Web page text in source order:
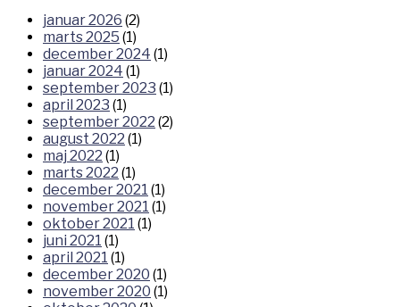
januar 2026 (2)
marts 2025 (1)
december 2024 (1)
januar 2024 (1)
september 2023 (1)
april 2023 (1)
september 2022 (2)
august 2022 (1)
maj 2022 (1)
marts 2022 (1)
december 2021 (1)
november 2021 (1)
oktober 2021 (1)
juni 2021 (1)
april 2021 (1)
december 2020 (1)
november 2020 (1)